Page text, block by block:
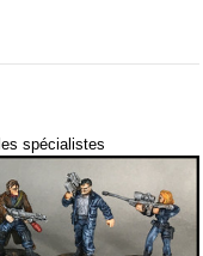
spécialistes